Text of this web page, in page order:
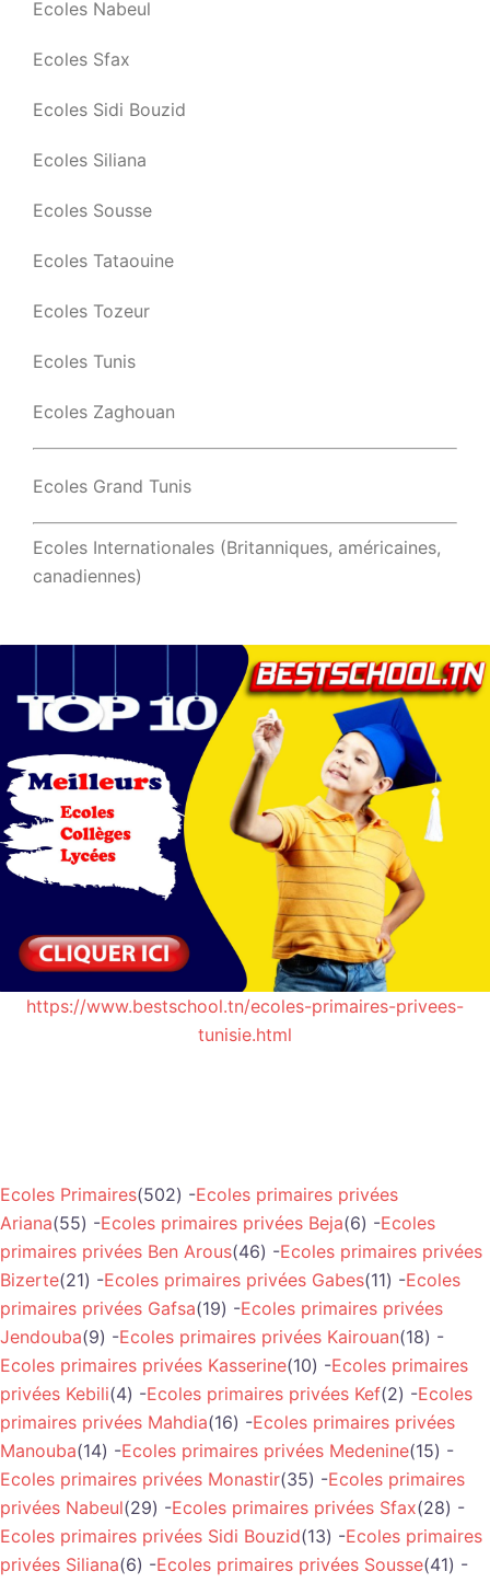
Ecoles Nabeul
Ecoles Sfax
Ecoles Sidi Bouzid
Ecoles Siliana
Ecoles Sousse
Ecoles Tataouine
Ecoles Tozeur
Ecoles Tunis
Ecoles Zaghouan
Ecoles Grand Tunis
Ecoles Internationales (Britanniques, américaines,
canadiennes)
https://www.bestschool.tn/ecoles-primaires-privees-
tunisie.html
Ecoles Primaires(502) -Ecoles primaires privées
Ariana(55) -Ecoles primaires privées Beja(6) -Ecoles
primaires privées Ben Arous(46) -Ecoles primaires privées
Bizerte(21) -Ecoles primaires privées Gabes(11) -Ecoles
primaires privées Gafsa(19) -Ecoles primaires privées
Jendouba(9) -Ecoles primaires privées Kairouan(18) -
Ecoles primaires privées Kasserine(10) -Ecoles primaires
privées Kebili(4) -Ecoles primaires privées Kef(2) -Ecoles
primaires privées Mahdia(16) -Ecoles primaires privées
Manouba(14) -Ecoles primaires privées Medenine(15) -
Ecoles primaires privées Monastir(35) -Ecoles primaires
privées Nabeul(29) -Ecoles primaires privées Sfax(28) -
Ecoles primaires privées Sidi Bouzid(13) -Ecoles primaires
privées Siliana(6) -Ecoles primaires privées Sousse(41) -